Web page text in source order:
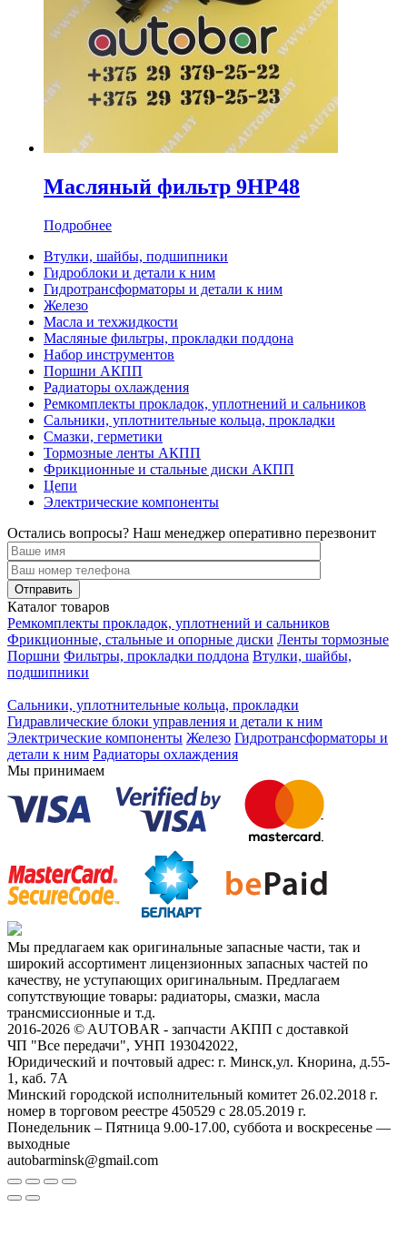
Масляный фильтр 9HP48
Подробнее
Втулки, шайбы, подшипники
Гидроблоки и детали к ним
Гидротрансформаторы и детали к ним
Железо
Масла и техжидкости
Масляные фильтры, прокладки поддона
Набор инструментов
Поршни АКПП
Радиаторы охлаждения
Ремкомплекты прокладок, уплотнений и сальников
Сальники, уплотнительные кольца, прокладки
Смазки, герметики
Тормозные ленты АКПП
Фрикционные и стальные диски АКПП
Цепи
Электрические компоненты
Остались вопросы? Наш менеджер оперативно перезвонит
Каталог товаров
Ремкомплекты прокладок, уплотнений и сальников
Фрикционные, стальные и опорные диски Ленты тормозные
Поршни Фильтры, прокладки поддона Втулки, шайбы,
подшипники
Сальники, уплотнительные кольца, прокладки
Гидравлические блоки управления и детали к ним
Электрические компоненты Железо Гидротрансформаторы и
детали к ним Радиаторы охлаждения
Мы принимаем
Мы предлагаем как оригинальные запасные части, так и
широкий ассортимент лицензионных запасных частей по
качеству, не уступающих оригинальным. Предлагаем
сопутствующие товары: радиаторы, смазки, масла
трансмиссионные и т.д.
2016-2026 © AUTOBAR - запчасти АКПП с доставкой
ЧП "Все передачи", УНП 193042022,
Юридический и почтовый адрес: г. Минск,ул. Кнорина, д.55-
1, каб. 7А
Минский городской исполнительный комитет 26.02.2018 г.
номер в торговом реестре 450529 с 28.05.2019 г.
Понедельник – Пятница 9.00-17.00, суббота и воскресенье —
выходные
autobarminsk@gmail.com